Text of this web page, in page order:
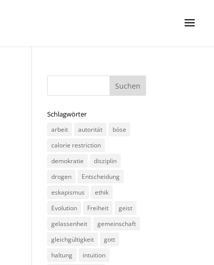
Schlagwörter
arbeit autorität
böse
calorie restriction
demokratie
disziplin
drogen
Entscheidung
eskapismus
ethik
Evolution
Freiheit
geist
gelassenheit
gemeinschaft
gleichgültigkeit
gott
haltung
intuition